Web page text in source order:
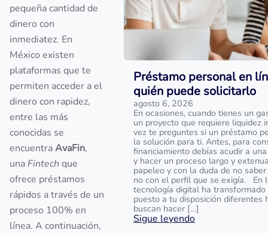
pequeña cantidad de
dinero con
inmediatez. En
México existen
plataformas que te
permiten acceder a el
dinero con rapidez,
entre las más
conocidas se
encuentraAvaFin,
una Fintech que
ofrece préstamos
rápidos a través de un
proceso 100% en
línea. A continuación,
Préstamo personal en
quién puede solicitarlo
agosto 6, 2026
En ocasiones, cuando tienes un
un proyecto que requiere liquidez
vez te preguntes si un préstamo
la solución para ti. Antes, para
financiamiento debías acudir a
y hacer un proceso largo y
papeleo y con la duda de no
no con el perfil que se exigía. En
tecnología digital ha
puesto a tu disposición diferentes
buscan hacer […]
Sigue leyendo